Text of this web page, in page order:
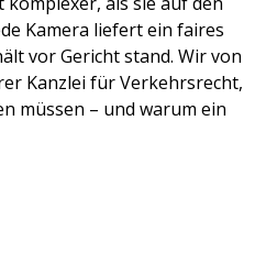
Kamera liefert ein faires
vor Gericht stand. Wir von
Kanzlei für Verkehrsrecht,
müssen – und warum ein